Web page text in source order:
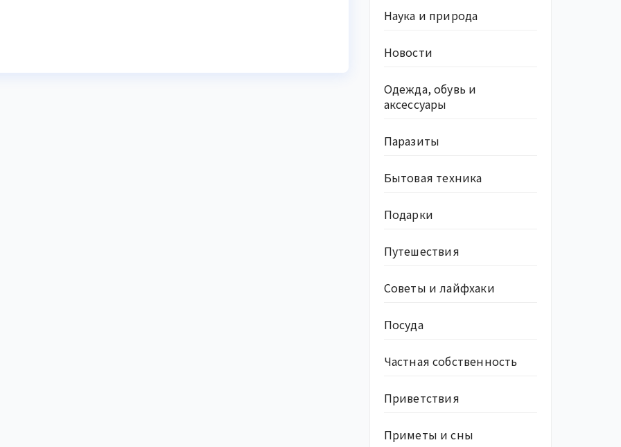
Наука и природа
Новости
Одежда, обувь и
аксессуары
Паразиты
Бытовая техника
Подарки
Путешествия
Советы и лайфхаки
Посуда
Частная собственность
Приветствия
Приметы и сны